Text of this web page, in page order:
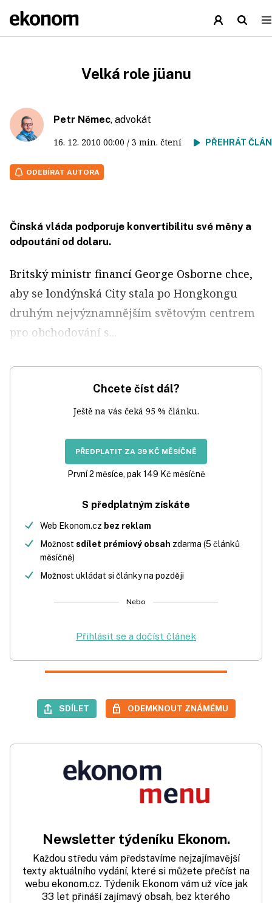
Velká role jüanu
Petr Němec, advokát
16. 12. 2010 00:00 / 3 min. čtení PŘEHRÁT
ODEBÍRAT AUTORA
Čínská vláda podporuje konvertibilitu své měny a
odpoutání od dolaru.
Britský ministr financí George Osborne chce,
aby se londýnská City stala po Hongkongu
druhým nejvýznamnějším světovým centrem
pro obchodování s...
Chcete číst dál?
Ještě na vás čeká 95 % článku.
PŘEDPLATIT ZA 39 KČ MĚSÍČNĚ
První 2 měsíce, pak 149 Kč měsíčně
S předplatným získáte
Web Ekonom.cz bez reklam
Možnost sdílet prémiový obsah zdarma (5 článků
měsíčně)
Možnost ukládat si články na později
Nebo
Přihlásit se a dočíst článek
SDÍLET ODEMKNOUT ZNÁMÉMU
Newsletter týdeníku Ekonom.
Každou středu vám představíme nejzajímavější
texty aktuálního vydání, které si můžete přečíst na
webu ekonom.cz. Týdeník Ekonom vám už více jak
33 let přináší zajímavý obsah, bez kterého